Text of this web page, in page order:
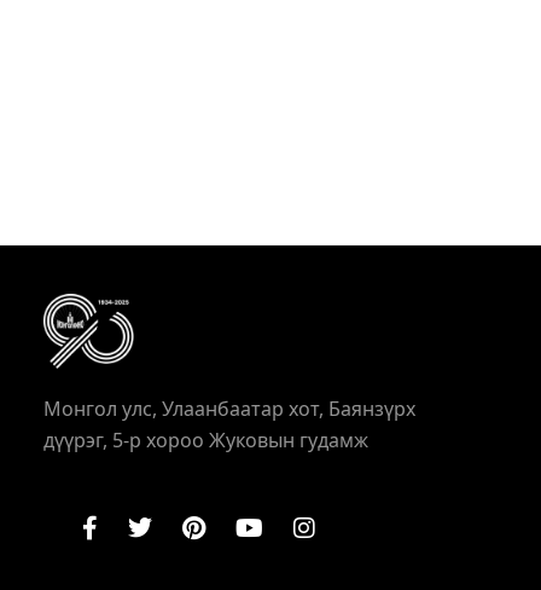
Монгол улс, Улаанбаатар хот, Баянзүрх
дүүрэг, 5-р хороо Жуковын гудамж